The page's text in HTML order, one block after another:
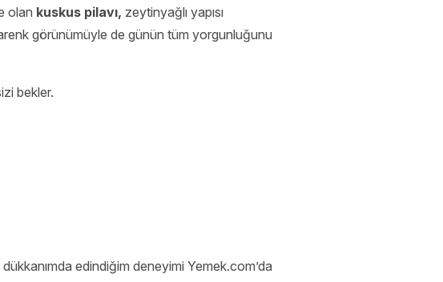
olan kuskus pilavı, zeytinyağlı yapısı
görünümüyle de günün tüm yorgunluğunu
bekler.
edindiğim deneyimi Yemek.com’da